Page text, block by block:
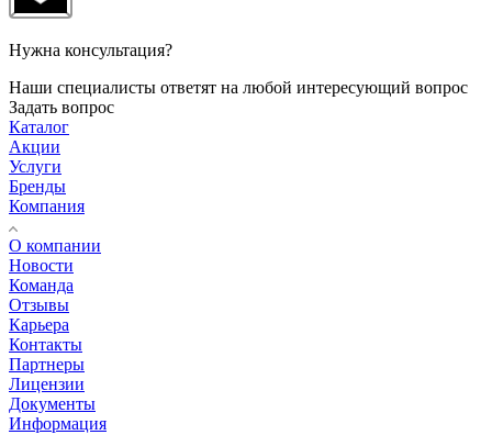
Нужна консультация?
Наши специалисты ответят на любой интересующий вопрос
Задать вопрос
Каталог
Акции
Услуги
Бренды
Компания
О компании
Новости
Команда
Отзывы
Карьера
Контакты
Партнеры
Лицензии
Документы
Информация